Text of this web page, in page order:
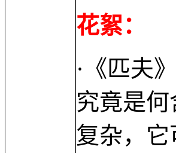
花絮：
·《匹夫
究竟是
复杂，